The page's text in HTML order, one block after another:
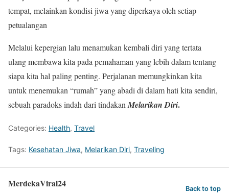
tempat, melainkan kondisi jiwa yang diperkaya oleh setiap
petualangan
Melalui kepergian lalu menamukan kembali diri yang tertata
ulang membawa kita pada pemahaman yang lebih dalam tentang
siapa kita hal paling penting. Perjalanan memungkinkan kita
untuk menemukan “rumah” yang abadi di dalam hati kita sendiri,
sebuah paradoks indah dari tindakanMelarikan Diri.
Categories: Health, Travel
Tags: Kesehatan Jiwa, Melarikan Diri, Traveling
MerdekaViral24 Back to top